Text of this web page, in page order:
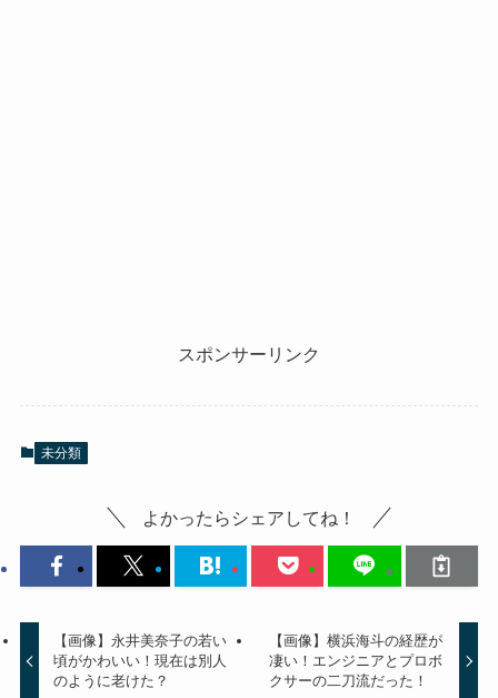
スポンサーリンク
未分類
よかったらシェアしてね！
【画像】永井美奈子の若い
頃がかわいい！現在は別人
のように老けた？
【画像】横浜海斗の経歴が
凄い！エンジニアとプロボ
クサーの二刀流だった！